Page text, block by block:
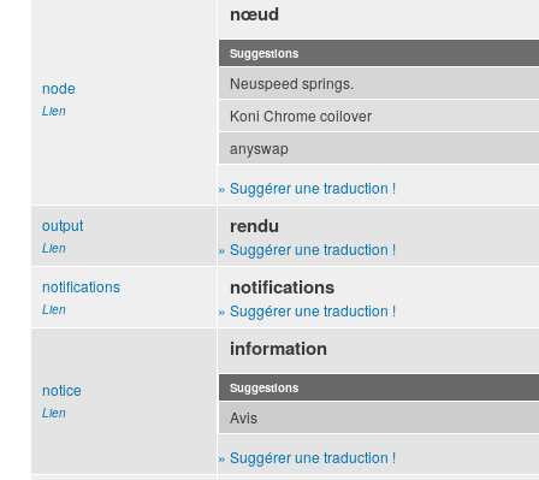
node
Lien
nœud
Suggestions
Neuspeed springs.
Koni Chrome coilover
anyswap
» Suggérer une traduction !
output
Lien
rendu
» Suggérer une traduction !
notifications
Lien
notifications
» Suggérer une traduction !
notice
Lien
information
Suggestions
Avis
» Suggérer une traduction !